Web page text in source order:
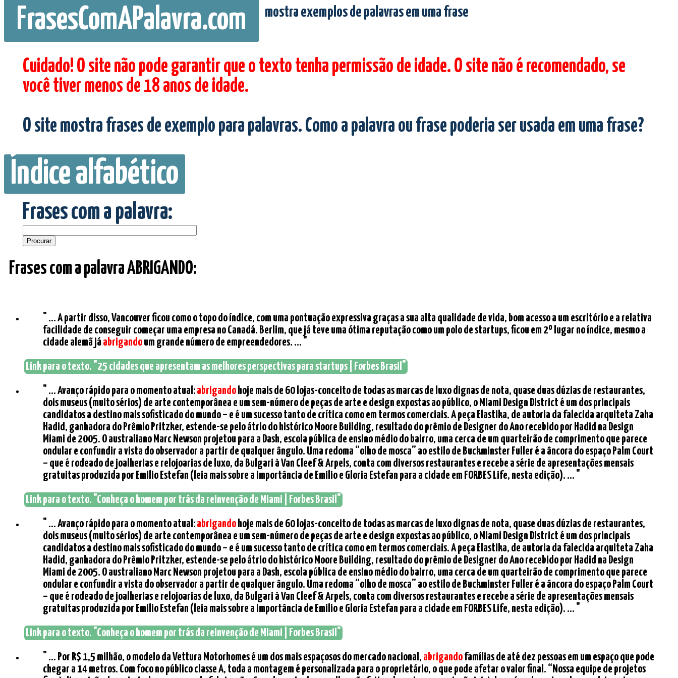
FrasesComAPalavra.com mostra exemplos de palavras em uma frase
Cuidado! O site não pode garantir que o texto tenha permissão de idade. O site não é recomendado, se
você tiver menos de 18 anos de idade.
O site mostra frases de exemplo para palavras. Como a palavra ou frase poderia ser usada em uma frase?
Índice alfabético
Frases com a palavra:
Frases com a palavra ABRIGANDO:
" ... A partir disso, Vancouver ficou como o topo do índice, com uma pontuação expressiva graças a sua alta qualidade de vida, bom acesso a um escritório e a relativa
facilidade de conseguir começar uma empresa no Canadá. Berlim, que já teve uma ótima reputação como um polo de startups, ficou em 2º lugar no índice, mesmo a
cidade alemã já abrigandoum grande número de empreendedores. ... "
Link para o texto. "25 cidades que apresentam as melhores perspectivas para startups | Forbes Brasil"
" ... Avanço rápido para o momento atual:abrigando hoje mais de 60 lojas-conceito de todas as marcas de luxo dignas de nota, quase duas dúzias de restaurantes,
dois museus (muito sérios) de arte contemporânea e um sem-número de peças de arte e design expostas ao público, o Miami Design District é um dos principais
candidatos a destino mais sofisticado do mundo – e é um sucesso tanto de crítica como em termos comerciais. A peça Elastika, de autoria da falecida arquiteta Zaha
Hadid, ganhadora do Prêmio Pritzker, estende-se pelo átrio do histórico Moore Building, resultado do prêmio de Designer do Ano recebido por Hadid na Design
Miami de 2005. O australiano Marc Newson projetou para a Dash, escola pública de ensino médio do bairro, uma cerca de um quarteirão de comprimento que parece
ondular e confundir a vista do observador a partir de qualquer ângulo. Uma redoma “olho de mosca” ao estilo de Buckminster Fuller é a âncora do espaço Palm Court
– que é rodeado de joalherias e relojoarias de luxo, da Bulgari à Van Cleef & Arpels, conta com diversos restaurantes e recebe a série de apresentações mensais
gratuitas produzida por Emilio Estefan (leia mais sobre a importância de Emilio e Gloria Estefan para a cidade em FORBES Life, nesta edição). ... "
Link para o texto. "Conheça o homem por trás da reinvenção de Miami | Forbes Brasil"
" ... Avanço rápido para o momento atual:abrigando hoje mais de 60 lojas-conceito de todas as marcas de luxo dignas de nota, quase duas dúzias de restaurantes,
dois museus (muito sérios) de arte contemporânea e um sem-número de peças de arte e design expostas ao público, o Miami Design District é um dos principais
candidatos a destino mais sofisticado do mundo – e é um sucesso tanto de crítica como em termos comerciais. A peça Elastika, de autoria da falecida arquiteta Zaha
Hadid, ganhadora do Prêmio Pritzker, estende-se pelo átrio do histórico Moore Building, resultado do prêmio de Designer do Ano recebido por Hadid na Design
Miami de 2005. O australiano Marc Newson projetou para a Dash, escola pública de ensino médio do bairro, uma cerca de um quarteirão de comprimento que parece
ondular e confundir a vista do observador a partir de qualquer ângulo. Uma redoma “olho de mosca” ao estilo de Buckminster Fuller é a âncora do espaço Palm Court
– que é rodeado de joalherias e relojoarias de luxo, da Bulgari à Van Cleef & Arpels, conta com diversos restaurantes e recebe a série de apresentações mensais
gratuitas produzida por Emilio Estefan (leia mais sobre a importância de Emilio e Gloria Estefan para a cidade em FORBES Life, nesta edição). ... "
Link para o texto. "Conheça o homem por trás da reinvenção de Miami | Forbes Brasil"
" ... Por R$ 1,5 milhão, o modelo da Vettura Motorhomes é um dos mais espaçosos do mercado nacional, abrigandofamílias de até dez pessoas em um espaço que pode
chegar a 14 metros. Com foco no público classe A, toda a montagem é personalizada para o proprietário, o que pode afetar o valor final. “Nossa equipe de projetos